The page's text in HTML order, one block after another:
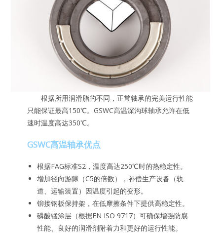
根据所用润滑脂的不同，正常轴承的完美运行性能
只能保证最高150℃。GSWC高温深沟球轴承允许在低
速时温度高达350℃。
GSWC高温轴承优点
根据FAG标准S2，温度高达250℃时的热稳定性。
增加径向游隙（C5的倍数），补偿生产设备（轨
道、运输装置）因温度引起的变形。
铆接钢板保持架，在低摩擦条件下提供高稳定性。
磷酸锰涂层（根据EN ISO 9717）可确保增强防腐
性能、良好的润滑剂附着力和更好的运行性能。